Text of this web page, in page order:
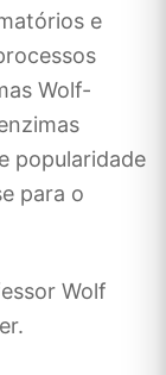
e
Wolf-
popularidade
para o
Wolf